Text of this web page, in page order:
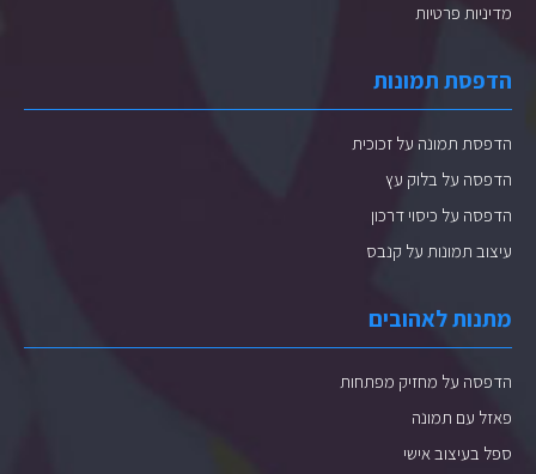
מדיניות פרטיות
הדפסת תמונות
הדפסת תמונה על זכוכית
הדפסה על בלוק עץ
הדפסה על כיסוי דרכון
עיצוב תמונות על קנבס
מתנות לאהובים
הדפסה על מחזיק מפתחות
פאזל עם תמונה
ספל בעיצוב אישי